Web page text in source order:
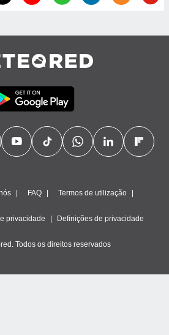
FAQ Termos de utilização
privacidade Definições de privacidade
Todos os direitos reservados